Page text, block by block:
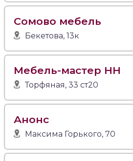
Сомово мебель
Бекетова, 13к
Мебель-мастер НН
Торфяная, 33 ст20
Анонс
Максима Горького, 70